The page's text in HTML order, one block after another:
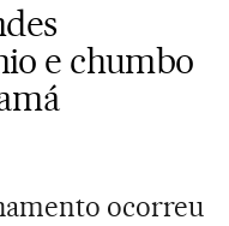
e chumbo
ocorreu